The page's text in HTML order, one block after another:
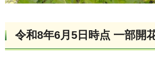
令和8年6月5日時点 一部開